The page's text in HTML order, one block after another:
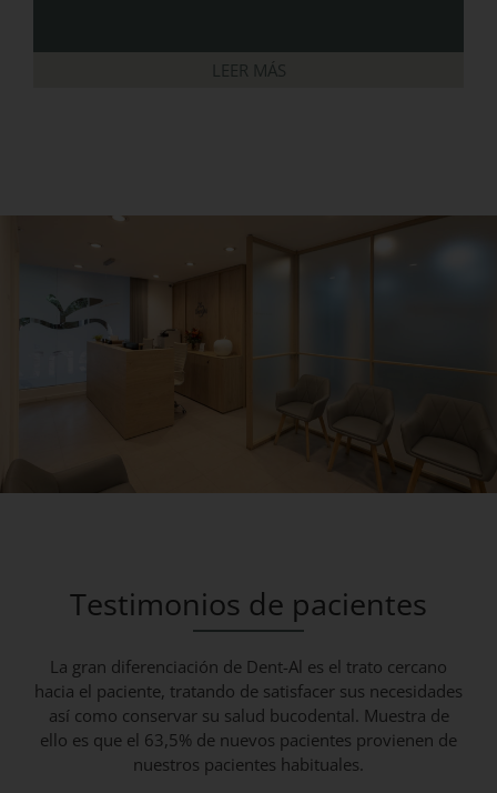
LEER MÁS
Testimonios de pacientes
La gran diferenciación de Dent-Al es el trato cercano
hacia el paciente, tratando de satisfacer sus necesidades
así como conservar su salud bucodental. Muestra de
ello es que el 63,5% de nuevos pacientes provienen de
nuestros pacientes habituales.